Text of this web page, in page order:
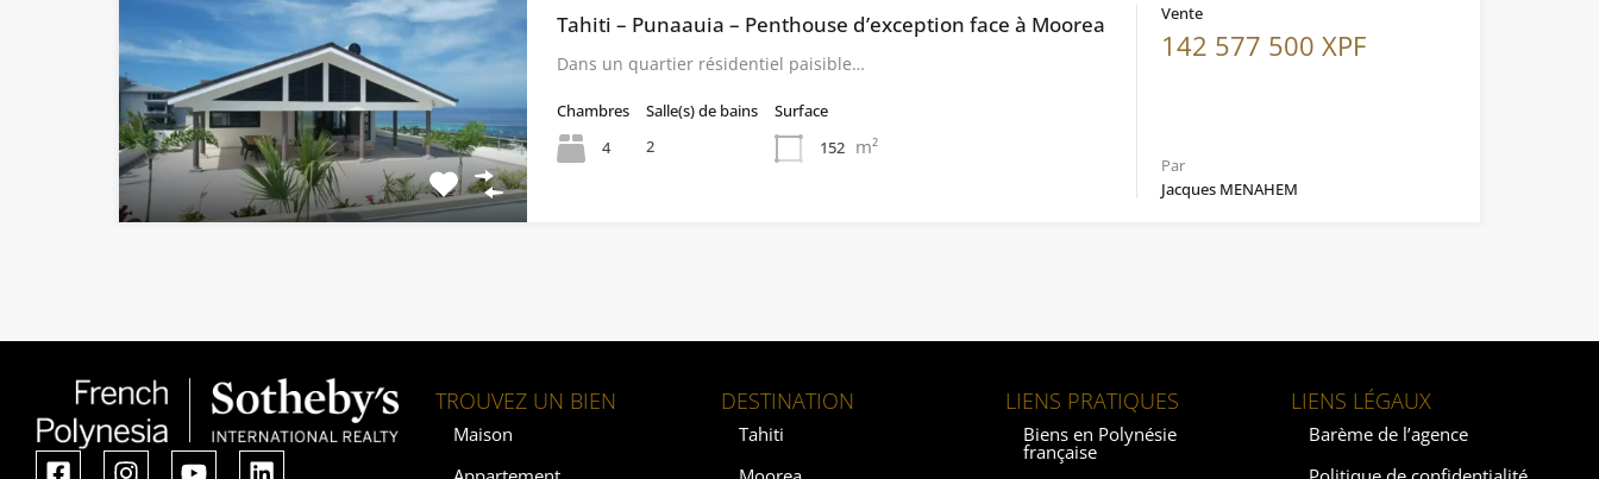
Tahiti – Punaauia – Penthouse d’exception face à Moorea
Dans un quartier résidentiel paisible…
Chambres
4
Salle(s) de bains
2
Surface
152 m²
Vente
142 577 500 XPF
Par
Jacques MENAHEM
TROUVEZ UN BIEN
Maison
DESTINATION
Tahiti
LIENS PRATIQUES
Biens en Polynésie
française
LIENS LÉGAUX
Barème de l’agence